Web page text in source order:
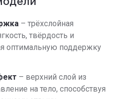
– трёхслойная
твёрдость и
оптимальную поддержку
– верхний слой из
на тело, способствуя